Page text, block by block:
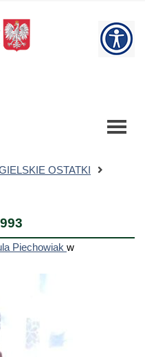
OSTATKI
Piechowiak w